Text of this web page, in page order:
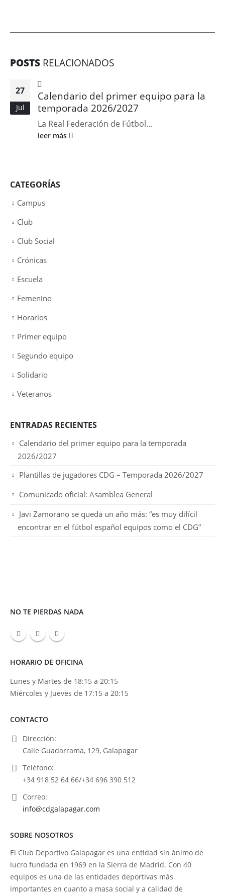
POSTS RELACIONADOS
27
Jul
Calendario del primer equipo para la
temporada 2026/2027
La Real Federación de Fútbol...
leer más
CATEGORÍAS
Campus
Club
Club Social
Crónicas
Escuela
Femenino
Horarios
Primer equipo
Segundo equipo
Solidario
Veteranos
ENTRADAS RECIENTES
Calendario del primer equipo para la temporada
2026/2027
Plantillas de jugadores CDG – Temporada 2026/2027
Comunicado oficial: Asamblea General
Javi Zamorano se queda un año más: “es muy difícil
encontrar en el fútbol español equipos como el CDG”
NO TE PIERDAS NADA
HORARIO DE OFICINA
Lunes y Martes de 18:15 a 20:15
Miércoles y Jueves de 17:15 a 20:15
CONTACTO
Dirección:
Calle Guadarrama, 129, Galapagar
Teléfono:
+34 918 52 64 66/+34 696 390 512
Correo:
info@cdgalapagar.com
SOBRE NOSOTROS
El Club Deportivo Galapagar es una entidad sin ánimo de
lucro fundada en 1969 en la Sierra de Madrid. Con 40
equipos es una de las entidades deportivas más
importantes en cuanto a masa social y a calidad de